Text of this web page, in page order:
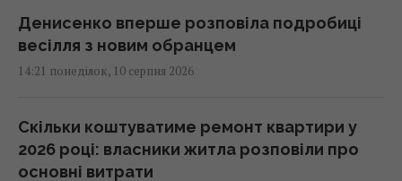
Денисенко вперше розповіла подробиці
весілля з новим обранцем
14:21 понеділок, 10 серпня 2026
Скільки коштуватиме ремонт квартири у
2026 році: власники житла розповіли про
основні витрати